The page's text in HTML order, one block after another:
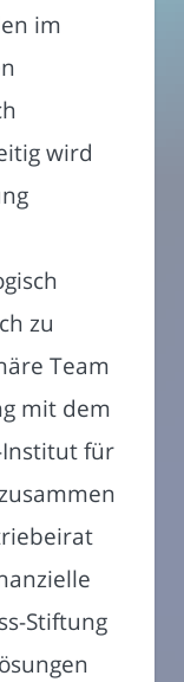
im
wird
zu
Team
mit dem
für
Stiftung